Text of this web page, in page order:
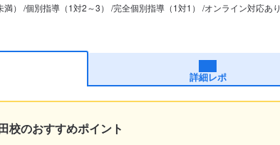
） 個別指導（1対2～3） 完全個別指導（1対1） オンライン対応あり
詳細レポ
校のおすすめポイント